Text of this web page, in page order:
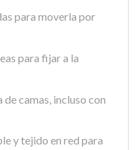
para moverla por
para fijar a la
camas, incluso con
y tejido en red para